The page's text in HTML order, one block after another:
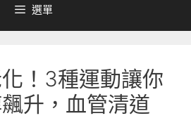
選單
！3種運動讓你
升，血管清道